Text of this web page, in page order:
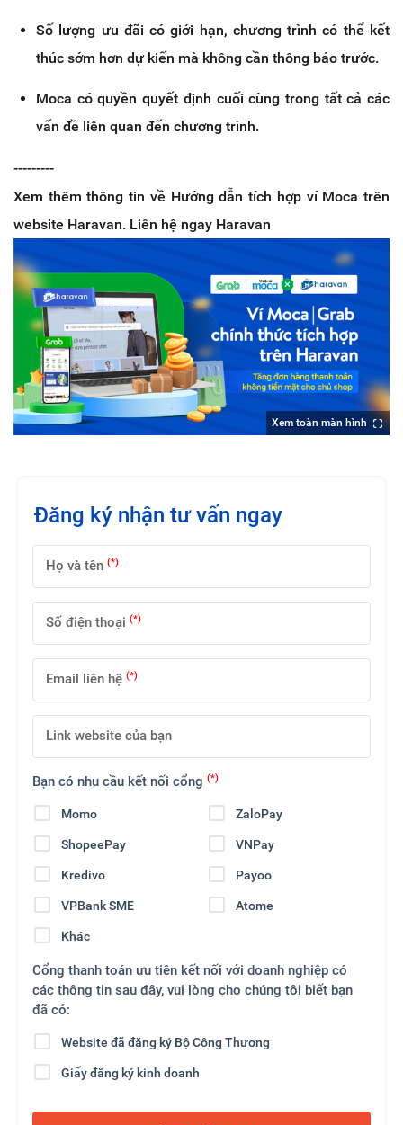
Số lượng ưu đãi có giới hạn, chương trình có thể kết
thúc sớm hơn dự kiến mà không cần thông báo trước.
Moca có quyền quyết định cuối cùng trong tất cả các
vấn đề liên quan đến chương trình.
---------
Xem thêm thông tin về Hướng dẫn tích hợp ví Moca trên
website Haravan. Liên hệ ngay Haravan
Xem toàn màn hình
Đăng ký nhận tư vấn ngay
Họ và tên (*)
Số điện thoại (*)
Email liên hệ (*)
Link website của bạn
Bạn có nhu cầu kết nối cổng (*)
Momo ZaloPay
ShopeePay VNPay
Kredivo Payoo
VPBank SME Atome
Khác
Cổng thanh toán ưu tiên kết nối với doanh nghiệp có
các thông tin sau đây, vui lòng cho chúng tôi biết bạn
đã có:
Website đã đăng ký Bộ Công Thương
Giấy đăng ký kinh doanh